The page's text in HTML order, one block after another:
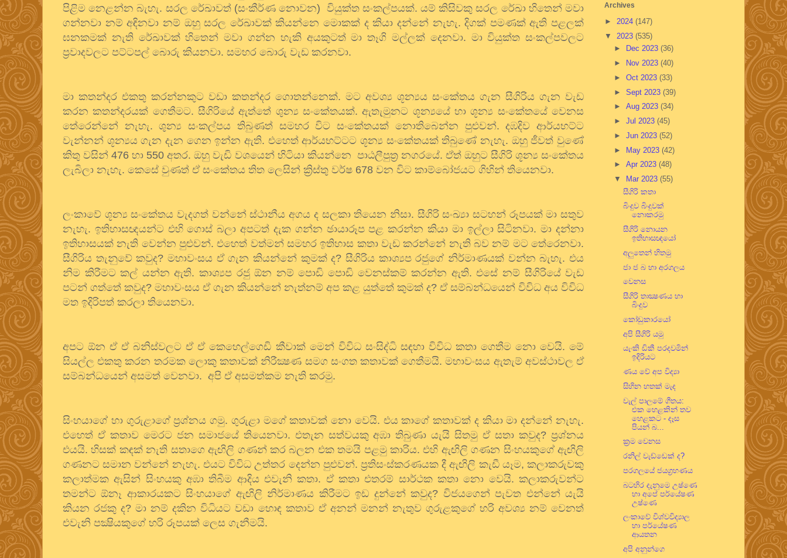
පිළිම නෙළන්න බැහැ. සරල රේඛාවත්(සංකීර්ණ නොවන) වියුක්ත සංකල්පයක්.යම් කිසිවකු සරල රේඛා හිතෙන් මවා
ගන්නවා නම් අඳිනවා නම් ඔහු සරල රේඛාවක් කියන්නෙ මොකක් ද කියා දන්නේ නැහැ.දිගක් පමණක් ඇති පළලක්
ඝනකමක් නැති රේඛාවක් හිතෙන් මවා ගන්න හැකි අයකුටත් මා තෑගි මල්ලක් දෙනවා. මා වියුක්ත සංකල්පවලට
ප්‍රවාදවලට පට්ටපල් බොරු කියනවා. සමහර බොරු වැඩ කරනවා.
මා කතන්දර එකතු කරන්නකුට වඩා කතන්දර ගොතන්නෙක්. මට අවශ්‍ය ශූන්‍යය සංකේතය ගැන සීගිරිය ගැන වැඩ
කරන කතන්දරයක් ගෙතීමට.සීගිරියේ ඇත්තේ ශුන්‍ය සංකේතයක්.ඇතැමුනට ශූන්‍යයේ හා ශූන්‍ය සංකේතයේ වෙනස
තේරෙන්නේ නැහැ.ශුන්‍ය සංකල්පය තිබුණත් සමහර විට සංකේතයක් නොතිබෙන්න පුළුවන්.දඹදිව ආර්යභට්ට
වැන්නන් ශූන්‍යය ගැන දැන ගෙන ඉන්න ඇති. එහෙත් ආර්යභට්ටට ශූන්‍ය සංකේතයක් තිබුණේ නැහැ. ඔහු ජීවත් වුණේ
කිතු වසින් 476හා 550අතර.ඔහු වැඩි වශයෙන් හිටියා කියන්නෙ පාඨලීපුත්‍ර නගරයේ. ඒත් ඔහුට සීගිරි ශූන්‍ය සංකේතය
ලැබිලා නැහැ. කෙසේ වුණත් ඒ සංකේතය තිත ලෙසින් ක්‍රිස්තු වර්ෂ 678 වන විට කාම්බෝජයට ගිහින් තියෙනවා.
ලංකාවේ ශූන්‍ය සංකේතය වැදගත් වන්නේ ස්ථානීය අගය ද සලකා තියෙන නිසා. සීගිරි සංඛ්‍යා සටහන් රූපයක් මා සතුව
නැහැ. ඉතිහාසඥයන්ට එහි ගොස් බලා අපටත් දැක ගන්න ඡායාරූප පළ කරන්න කියා මා ඉල්ලා සිටිනවා.මා දන්නා
ඉතිහාසයක් නැති වෙන්න පුළුවන්.එහෙත් වත්මන් සමහර ඉතිහාස කතා වැඩ කරන්නේ නැති බව නම් මට තේරෙනවා.
සීගිරිය තැනුවේ කවුද?මහාවංසය ඒ ගැන කියන්නේ කුමක් ද?සීගිරිය කාශ්‍යප රජුගේ නිර්මාණයක් වන්න බැහැ.එය
නිම කිරීමට කල් යන්න ඇති. කාශ්‍යප රජු ඕන නම් පොඩි පොඩි වෙනස්කම් කරන්න ඇති.එසේ නම් සීගිරියේ වැඩ
පටන් ගත්තේ කවුද? මහාවංසය ඒ ගැන කියන්නේ නැත්නම් අප කළ යුත්තේ කුමක් ද? ඒ සම්බන්ධයෙන් විවිධ අය විවිධ
මත ඉදිරිපත් කරලා තියෙනවා.
අපට ඕන ඒ ඒ බනිස්වලට ඒ ඒ කෙහෙල්ගෙඩි කීවාක් මෙන් විවිධ සංසිද්ධි සඳහා විවිධ කතා ගෙතීම නො වෙයි.මේ
සියල්ල එකතු කරන තරමක ලොකු කතාවක් නිරීක්‍ෂණ සමග සංගත කතාවක් ගෙතීමයි.මහාවංසය ඇතැම් අවස්ථාවල ඒ
සම්බන්ධයෙන් අසමත් වෙනවා. අපි ඒ අසමත්කම නැති කරමු.
සිංහයාගේ හා ගුරුළාගේ ප්‍රශ්නය ගමු. ගුරුළා මගේ කතාවක් නො වෙයි. එය කාගේ කතාවක් ද කියා මා දන්නේ නැහැ.
එහෙත් ඒ කතාව මෙරට ජන සමාජයේ තියෙනවා. එතැන සත්වයකු අඹා තිබුණා යැයි සිතමු ඒ සතා කවුද? ප්‍රශ්නය
එයයි.හිසක් කඳක් නැති සතාගෙ ඇඟිලි ගණන් කර බලන එක තමයි පළමු කාරිය.එහි ඇඟිලි ගණන සිංහයකුගේ ඇඟිලි
ගණනට සමාන වන්නේ නැහැ. එයට විවිධ උත්තර දෙන්න පුළුවන්. ප්‍රතිසංස්කරණයක දී ඇඟිලි කැඩී යෑම,කලාකරුවකු
කලාත්මක ඇසින් සිංහයකු අඹා තිබීම ආදිය එවැනි කතා. ඒ කතා එතරම් සාර්ථක කතා නො වෙයි.කලාකරුවන්ට
තමන්ට ඕනෑ ආකාරයකට සිංහයාගේ ඇඟිලි නිර්මාණය කිරීමට ඉඩ දුන්නේ කවුද? විජයගෙන් පැවත එන්නේ යැයි
කියන රජකු ද?මා නම් දකින විධියට වඩා හොඳ කතාව ඒ අනන් මනන් නැතුව ගුරුළකුගේ හරි අවශ්‍ය නම් වෙනත්
එවැනි පක්‍ෂියකුගේ හරි රූපයක් ලෙස ගැනීමයි.
Archives
► 2024 (147)
▼ 2023 (535)
►
Dec 2023 (36)
►
Nov 2023 (40)
► Oct 2023 (33)
► Sept 2023 (39)
► Aug 2023 (34)
► Jul 2023 (45)
► Jun 2023 (52)
► May 2023 (42)
► Apr 2023 (48)
▼
Mar 2023 (55)
සීගිරි කතා
බිංදුව බිංදුවක්
නොකරමු
සීගිරි නොයන
ඉතිහාසඥයෝ
අලුතෙන් හිතමු
ජා ජ බ හා අරගලය
වෙනස
සීගිරි තාක්‍ෂණය හා
බිංදුව
කෝඩුකාරයෝ
අපි සීගිරි යමු
යැංකි ඩිකී පරදවමින්
ඉදිරියට
ණය වේ අප විද්‍යා
සිහින හතක් මැද
වැල් පාලමේ ගීතය:
එක හෙළකින් තව
හෙළකට - දෑස
පියන් බ...
ක්‍රම වෙනස
රනිල් වැඩ්ඩෙක් ද?
පරගලයේ ජයග්‍රහණය
බටහිර දැනුමෙ උෂ්ණෙ
හා අපේ පර්යේෂණ
උෂ්ණෙ
ලංකාවේ විශ්වවිද්‍යාල
හා පර්යේෂණ
ආයතන
අපි අනුන්ගෙ